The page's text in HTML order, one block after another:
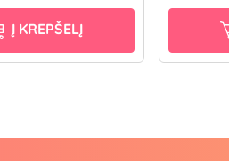
Į KREPŠELĮ